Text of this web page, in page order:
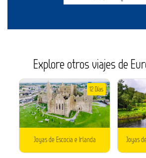
Explore otros viajes de
Joyas de Escocia e Irlanda
12 Días
Joyas